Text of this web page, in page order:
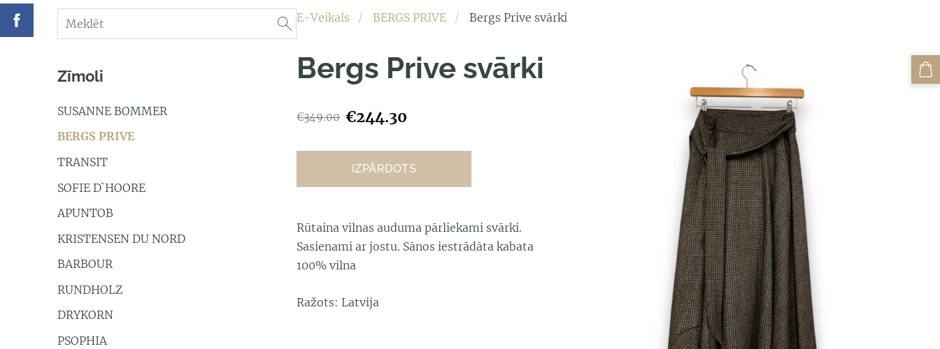
Zīmoli
SUSANNE BOMMER
BERGS PRIVE
TRANSIT
SOFIE D`HOORE
APUNTOB
KRISTENSEN DU NORD
BARBOUR
RUNDHOLZ
DRYKORN
PSOPHIA
E-Veikals BERGS PRIVE Bergs Prive svārki
Bergs Prive svārki
€349.00 €244.30
IZPĀRDOTS
Rūtaina vilnas auduma pārliekami svārki.
Sasienami ar jostu. Sānos iestrādāta kabata
100% vilna
Ražots: Latvija